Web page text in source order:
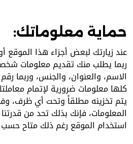
حماية معلوماتك:
عند زيارتك لبعض أجزاء هذا الموقع
ربما يطلب منك تقديم معلومات
الاسم، والعنوان، والجنس، وربما
كلها معلومات ضرورية لإتمام
يتم تخزينه مطلقاً وتحت أي ظرف،
المعلومات، فإنك بذلك تحد من
استخدام الموقع رغم ذلك متاح